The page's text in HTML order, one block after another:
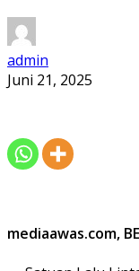
admin
Juni 21, 2025
mediaawas.com,